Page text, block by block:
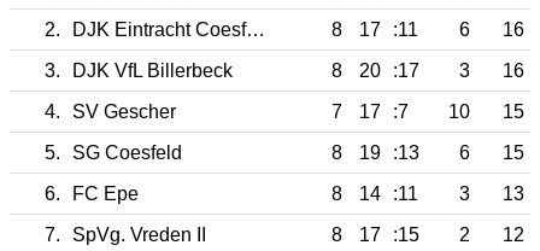
2.
DJK Eintracht Coesfeld 8 17 :11 6
16
3.
DJK VfL Billerbeck 8 20 :17 3
16
4.
SV Gescher 7 17 :7 10
15
5.
SG Coesfeld 8 19 :13 6
15
6.
FC Epe 8 14 :11 3
13
7.
SpVg. Vreden II 8 17 :15 2
12